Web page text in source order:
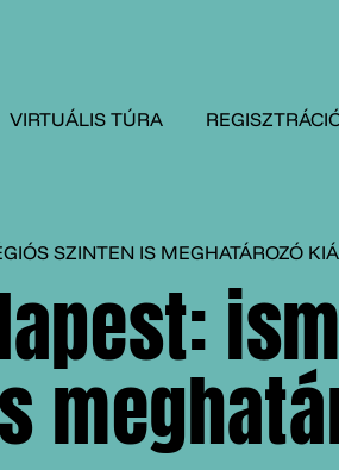
VIRTUÁLIS TÚRA
SZINTEN IS MEGHATÁROZÓ